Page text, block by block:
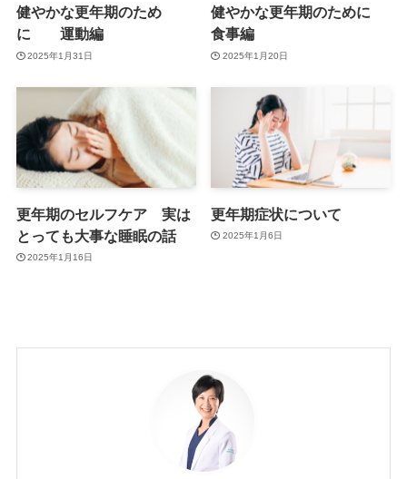
健やかな更年期のため
に 運動編
2025年1月31日
健やかな更年期のために
食事編
2025年1月20日
更年期のセルフケア 実は
とっても大事な睡眠の話
2025年1月16日
更年期症状について
2025年1月6日